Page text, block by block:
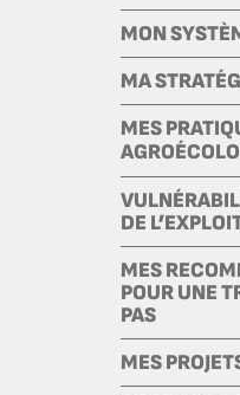
MON
MA
MES
DE
MES
POUR UNE
PAS
MES